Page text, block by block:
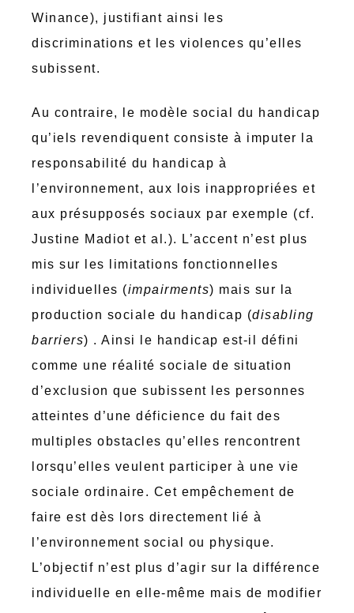
Winance), justifiant ainsi les
discriminations et les violences qu’elles
subissent.
Au contraire, le modèle social du handicap
qu’iels revendiquent consiste à imputer la
responsabilité du handicap à
l’environnement, aux lois inappropriées et
aux présupposés sociaux par exemple (cf.
Justine Madiot et al.). L’accent n’est plus
mis sur les limitations fonctionnelles
individuelles (impairments) mais sur la
production sociale du handicap (disabling
barriers) . Ainsi le handicap est-il défini
comme une réalité sociale de situation
d’exclusion que subissent les personnes
atteintes d’une déficience du fait des
multiples obstacles qu’elles rencontrent
lorsqu’elles veulent participer à une vie
sociale ordinaire. Cet empêchement de
faire est dès lors directement lié à
l’environnement social ou physique.
L’objectif n’est plus d’agir sur la différence
individuelle en elle-même mais de modifier